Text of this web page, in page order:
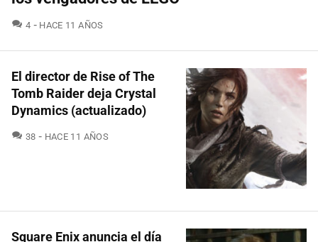
4 COMENTARIOS
HACE 11 AÑOS
El director de Rise of The
Tomb Raider deja Crystal
Dynamics (actualizado)
38 COMENTARIOS
HACE 11 AÑOS
Square Enix anuncia el día